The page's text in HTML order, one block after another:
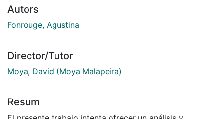
Autors
Fonrouge, Agustina
Director/Tutor
Moya, David (Moya Malapeira)
Resum